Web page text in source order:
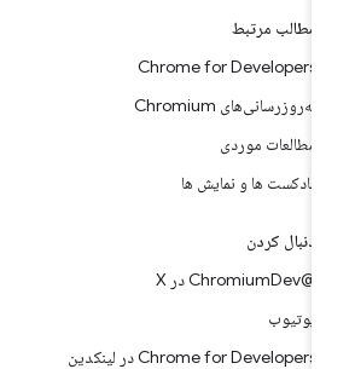
مطالب مرتبط
Chrome for Developers
به‌روزرسانی‌های Chromium
مطالعات موردی
پادکست ها و نمایش ها
دنبال کردن
یوتیوب
Chrome for Developers در لینکدین